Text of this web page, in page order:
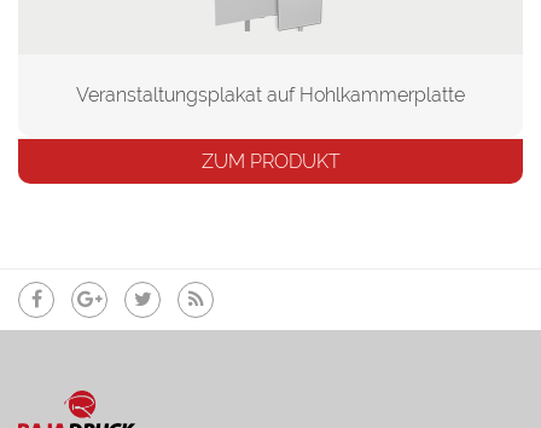
Veranstaltungsplakat auf Hohlkammerplatte
ZUM PRODUKT